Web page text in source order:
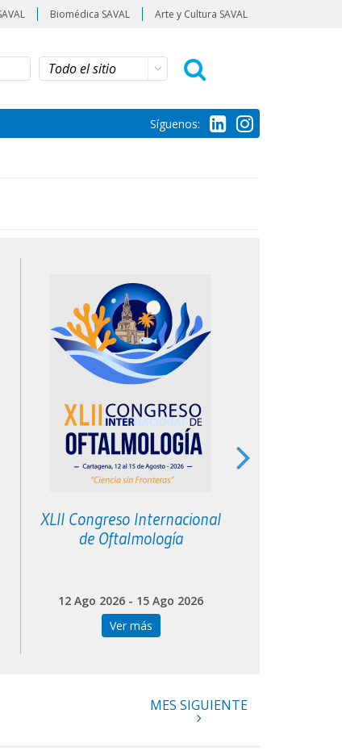
Biomédica SAVAL Arte y Cultura SAVAL
Síguenos:
XLII Congreso Internacional
de Oftalmología
12 Ago 2026 - 15 Ago 2026
Ver más
MES SIGUIENTE